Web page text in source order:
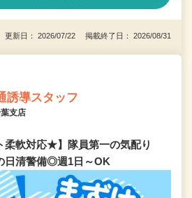
更新日： 2026/07/22 掲載終了日： 2026/08/31
誘導スタッフ
支店
柔軟対応★】隊員第一の気配り
日清警備◎週1日～OK